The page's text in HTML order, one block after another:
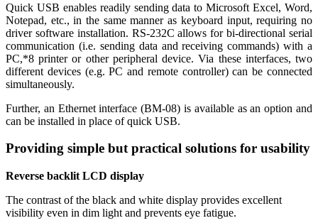
Quick USB enables readily sending data to Microsoft Excel, Word,
Notepad, etc., in the same manner as keyboard input, requiring no
driver software installation. RS-232C allows for bi-directional serial
communication (i.e. sending data and receiving commands) with a
PC,*8 printer or other peripheral device. Via these interfaces, two
different devices (e.g. PC and remote controller) can be connected
simultaneously.
Further, an Ethernet interface (BM-08) is available as an option and
can be installed in place of quick USB.
Providing simple but practical solutions for usability
Reverse backlit LCD display
The contrast of the black and white display provides excellent
visibility even in dim light and prevents eye fatigue.